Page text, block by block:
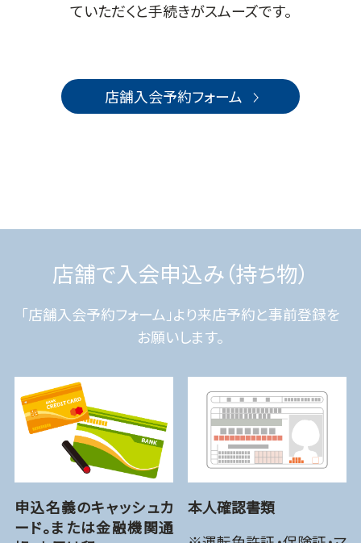
ていただくと手続きがスムーズです。
店舗入会予約フォーム
店舗で入会申込み（持ち物）
「店舗入会予約フォーム」より来店予約と事前登録を
お願いします。
申込名義のキャッシュカ
ード。または金融機関通
本人確認書類